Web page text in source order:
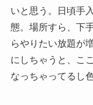
いと思う。日頃手
態。場所すら、下
らやりたい放題が
にしちゃうと、こ
なっちゃってるし